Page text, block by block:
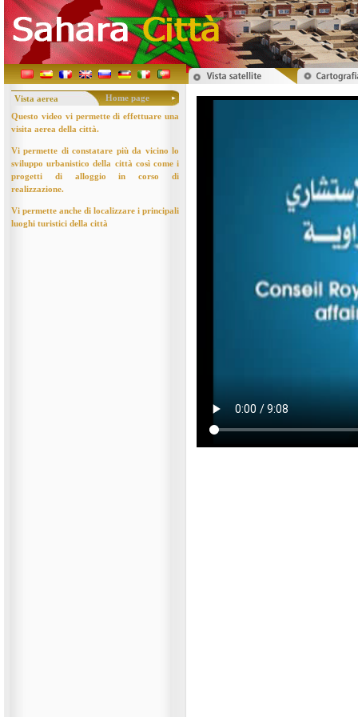
Vista aerea
Home page
Questo video vi permette di effettuare una
visita aerea della città.
Vi permette di constatare più da vicino lo
sviluppo urbanistico della città così come i
progetti di alloggio in corso di
realizzazione.
Vi permette anche di localizzare i principali
luoghi turistici della città